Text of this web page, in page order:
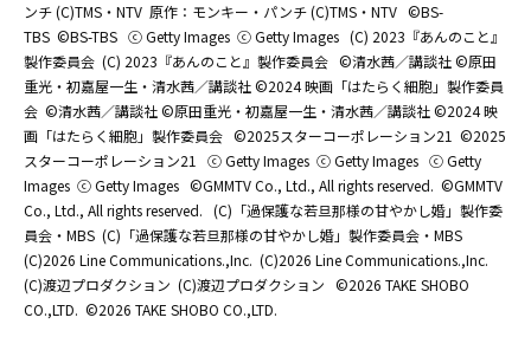
ンチ (C)TMS・NTV 原作：モンキー・パンチ (C)TMS・NTV ©BS-
TBS ©BS-TBS ⓒ Getty Images ⓒ Getty Images (C) 2023『あんのこと』
製作委員会 (C) 2023『あんのこと』製作委員会 ©清水茜／講談社 ©原田
重光・初嘉屋一生・清水茜／講談社 ©2024 映画「はたらく細胞」製作委員
会 ©清水茜／講談社 ©原田重光・初嘉屋一生・清水茜／講談社 ©2024 映
画「はたらく細胞」製作委員会 ©2025スターコーポレーション21 ©2025
スターコーポレーション21 ⓒ Getty Images ⓒ Getty Images ⓒ Getty
Images ⓒ Getty Images ©GMMTV Co., Ltd., All rights reserved. ©GMMTV
Co., Ltd., All rights reserved. (C)「過保護な若旦那様の甘やかし婚」製作委
員会・MBS (C)「過保護な若旦那様の甘やかし婚」製作委員会・MBS
(C)2026 Line Communications.,Inc. (C)2026 Line Communications.,Inc.
(C)渡辺プロダクション (C)渡辺プロダクション ©2026 TAKE SHOBO
CO.,LTD. ©2026 TAKE SHOBO CO.,LTD.